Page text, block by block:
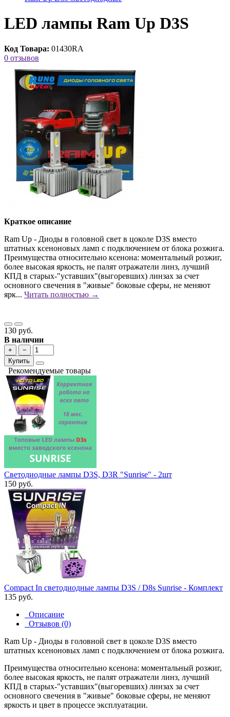
LED лампы Ram Up D3S
Код Товара: 01430RA
0 отзывов
Краткое описание
Ram Up - Диоды в головной свет в цоколе D3S вместо
штатных ксеноновых ламп с подключением от блока розжига.
Преимущества относительно ксенона: моментальный розжиг,
более высокая яркость, не палят отражатели линз, лучший
КПД в старых-"уставших"(выгоревших) линзах за счет
основного свечения в "живые" боковые сферы, не меняют
ярк... Читать полностью →
130 руб.
В наличии
+
−
Купить
Рекомендуемые товары
Светодиодные лампы D3S, D3R "Sunrise" - 2шт
150 руб.
Compact In cветодиодные лампы D3S / D8s Sunrise - Комплект
135 руб.
Описание
Отзывов (0)
Ram Up - Диоды в головной свет в цоколе D3S вместо
штатных ксеноновых ламп с подключением от блока розжига.
Преимущества относительно ксенона: моментальный розжиг,
более высокая яркость, не палят отражатели линз, лучший
КПД в старых-"уставших"(выгоревших) линзах за счет
основного свечения в "живые" боковые сферы, не меняют
яркость и цвет в процессе эксплуатации.